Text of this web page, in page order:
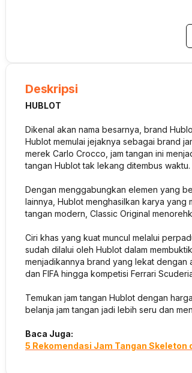
Deskripsi
HUBLOT
Dikenal akan nama besarnya, brand
Hublot memulai jejaknya sebagai brand
merek Carlo Crocco, jam tangan ini
tangan Hublot tak lekang ditembus waktu.
Dengan menggabungkan elemen yang
lainnya, Hublot menghasilkan karya yang
tangan modern, Classic Original
Ciri khas yang kuat muncul melalui
sudah dilalui oleh Hublot dalam
menjadikannya brand yang lekat dengan
dan FIFA hingga kompetisi Ferrari
Temukan jam tangan Hublot dengan
belanja jam tangan jadi lebih seru dan
Baca Juga:
5 Rekomendasi Jam Tangan Skeleton